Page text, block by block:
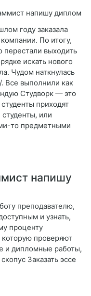
году заказала
По итогу,
перестали выходить
искать нового
Чудом наткнулась
Все выполнили как
Студворк — это
приходят
или
то предметными
напишу
преподавателю,
и узнать,
проценту
проверяют
и дипломные работы,
Заказать эссе